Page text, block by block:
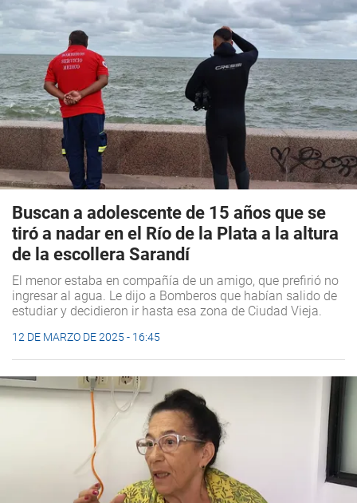
Buscan a adolescente de 15 años que se
tiró a nadar en el Río de la Plata a la altura
de la escollera Sarandí
El menor estaba en compañía de un amigo, que prefirió no
ingresar al agua. Le dijo a Bomberos que habían salido de
estudiar y decidieron ir hasta esa zona de Ciudad Vieja.
12 DE MARZO DE 2025 - 16:45